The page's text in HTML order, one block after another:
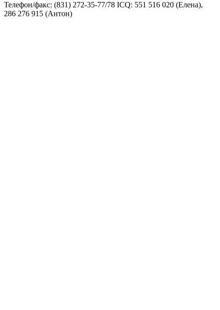
Телефон/факс: (831) 272-35-77/78 ICQ: 551 516 020 (Елена),
286 276 915 (Антон)